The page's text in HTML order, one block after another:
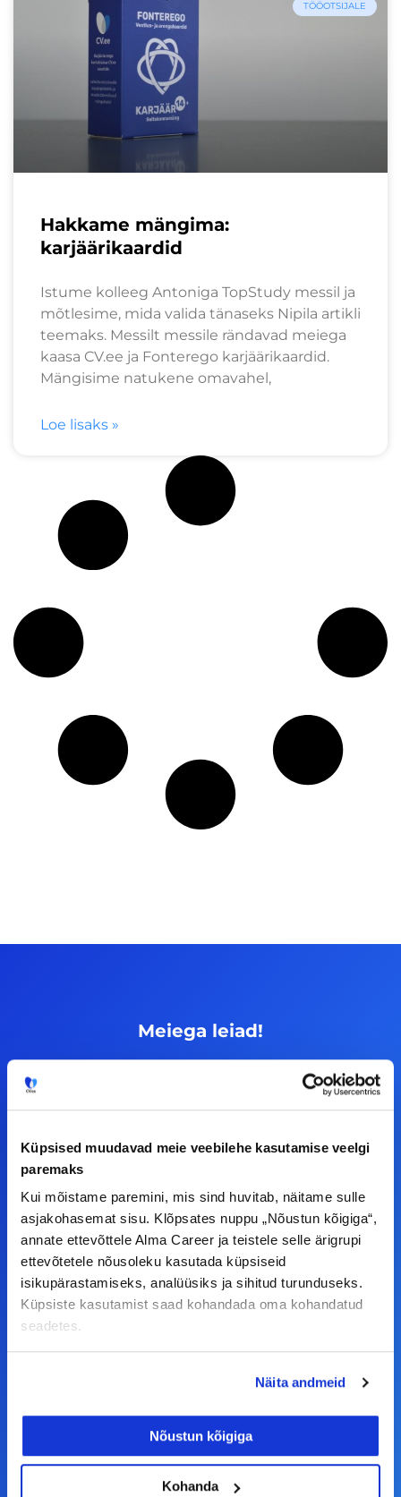
Küpsised muudavad meie veebilehe kasutamise veelgi
paremaks
Kui mõistame paremini, mis sind huvitab, näitame sulle
asjakohasemat sisu. Klõpsates nuppu „Nõustun kõigiga“,
annate ettevõttele Alma Career ja teistele selle ärigrupi
ettevõtetele nõusoleku kasutada küpsiseid
isikupärastamiseks, analüüsiks ja sihitud turunduseks.
Küpsiste kasutamist saad kohandada oma kohandatud
seadetes.
Näita andmeid
Nõustun kõigiga
Kohanda
TÖÖOTSIJALE
Hakkame mängima:
karjäärikaardid
Istume kolleeg Antoniga TopStudy messil ja
mõtlesime, mida valida tänaseks Nipila artikli
teemaks. Messilt messile rändavad meiega
kaasa CV.ee ja Fonterego karjäärikaardid.
Mängisime natukene omavahel,
Loe lisaks »
Meiega leiad!
Tööelublogi.ee lehelt leiad kõik vajaliku, et olla
kursis tööturu uudistega. Kui sul on
teha koostööd, siis võta meiega julgelt ühendust.
F
a
c
e
b
o
-
f
I
n
s
t
a
g
m
L
i
n
k
e
d
Y
o
u
t
u
b
e
© Alma Career Estonia OÜ
Tööotsijale
KKK
Kasutustingimused